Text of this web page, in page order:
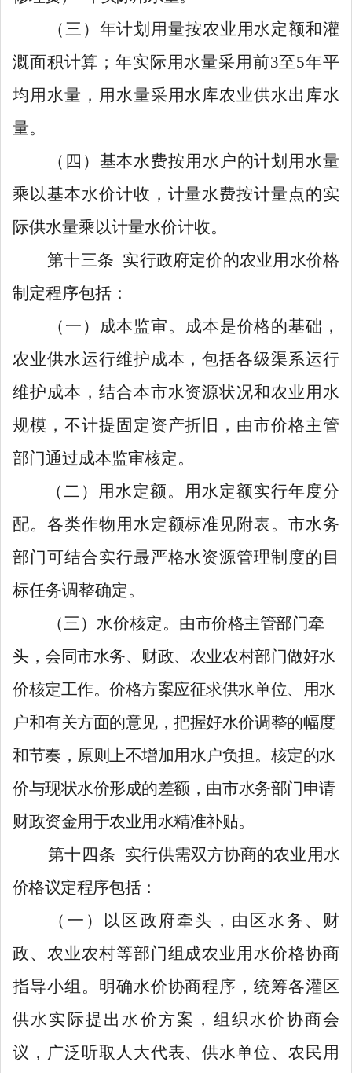
（三） 年计划用量按农业用水定额和灌
溉面积计算 ；年实际用水量采用前3至5年平
均用水量，用水量采用水库农业供水出库水
量。
（四） 基本水费按用水户的计划用水量
乘以基本水价计收，计量水费按计量点的实
际供水量乘以计量水价计收。
第十三条 实行政府定价的农业用 水价格
制定程序包括：
（一）
成本监审。 成本是价格的基础，
农业供水运行维护成本，包括各级渠系运行
维护成本 ， 结合本市水资源状况和农业用水
规模，不计提固定资产折旧 ，由市价格主管
部门通过成本监审核定。
（二）用 水定额。 用水定额实行年度分
配。 各类作物用水定额标准见附表。市水务
部门可结合实行最严格水资源管理制度的目
标任务调整确定。
（三）水价核定。 由市价格主管部门牵
头，会同市水务、财政、农业农村部门做好水
价核定工作。价格方案应征求供水单位、用水
户和有关方面的意见，把握好水价调整的幅度
和节奏，原则上不增加用水户负担。 核定的水
价与现状水价形成的差额 ， 由市水务部门申请
财政资金用于农业用水精准补贴。
第十四条 实行供需双方协商的农业用水
价格议定程序包括：
（一）
以区政府牵头，由区水务、财
政、农业农村等部门组成农业用水价格协商
指导小组。明确水价协商程序，统筹各灌区
供水实际提出水价方案，组织水价协商会
议， 广泛听取人大代表、供水单位、农民用